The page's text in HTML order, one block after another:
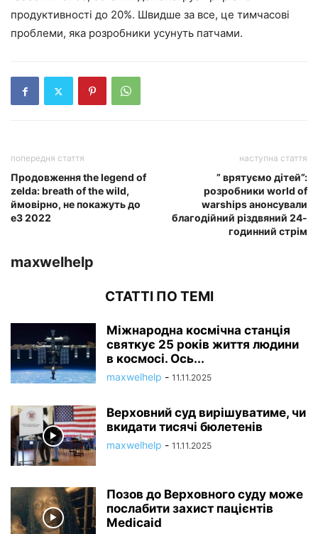
продуктивності до 20%. Швидше за все, це тимчасові
проблеми, яка розробники усунуть патчами.
попередня стаття
Продовження the legend of
zelda: breath of the wild,
ймовірно, не покажуть до
e3 2022
наступна стаття
” врятуємо дітей”:
розробники world of
warships анонсували
благодійний різдвяний 24-
годинний стрім
maxwelhelp
СТАТТІ ПО ТЕМІ
Міжнародна космічна станція
святкує 25 років життя людини
в космосі. Ось...
maxwelhelp - 11.11.2025
Верховний суд вирішуватиме, чи
вкидати тисячі бюлетенів
maxwelhelp - 11.11.2025
Позов до Верховного суду може
послабити захист пацієнтів
Medicaid